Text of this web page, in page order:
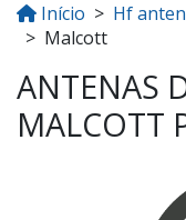
Início Hf
Malcott
ANTENAS
MALCOTT